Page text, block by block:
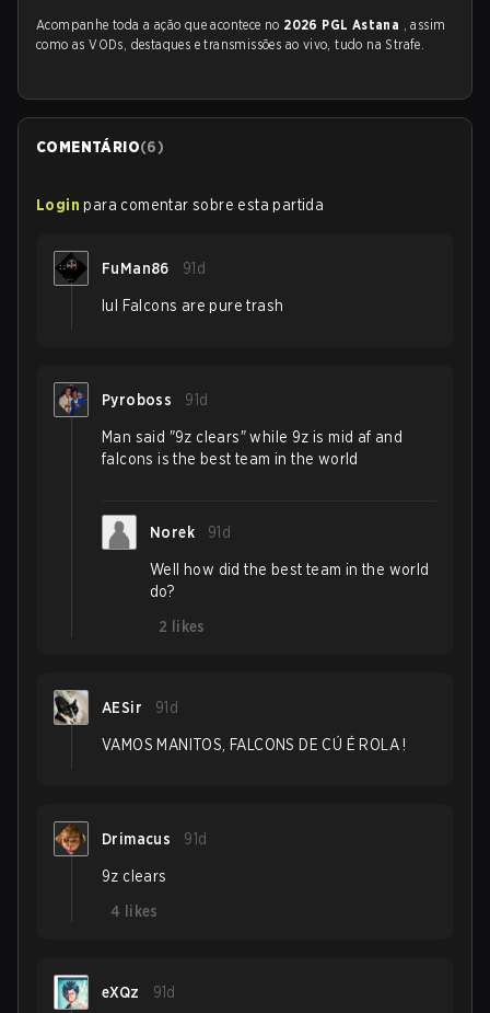
Acompanhe toda a ação que acontece no 2026 PGL Astana , assim
como as VODs, destaques e transmissões ao vivo, tudo na Strafe.
COMENTÁRIO(6)
Login para comentar sobre esta partida
FuMan86 91d
lul Falcons are pure trash
Pyroboss 91d
Man said "9z clears" while 9z is mid af and
falcons is the best team in the world
Norek 91d
Well how did the best team in the world
do?
2
likes
AESir 91d
VAMOS MANITOS, FALCONS DE CÚ É ROLA !
Drimacus 91d
9z clears
4
likes
eXQz 91d